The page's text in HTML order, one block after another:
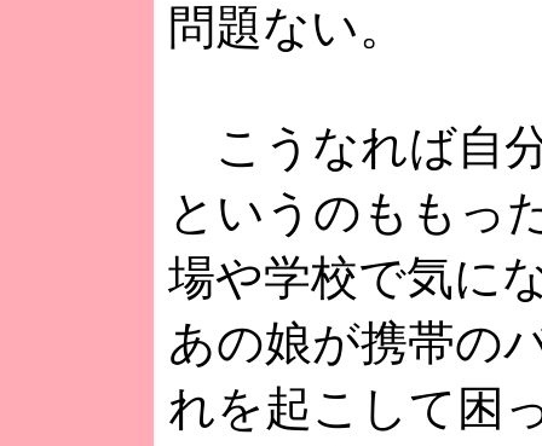
問題ない。
こうなれば自
というのももっ
場や学校で気に
あの娘が携帯の
れを起こして困